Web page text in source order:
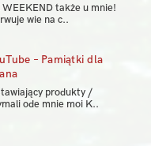
także u mnie!
wie na c..
– Pamiątki dla
produkty /
ode mnie moi K..